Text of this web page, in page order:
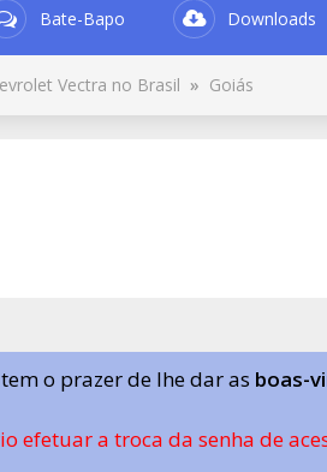
Bate-Bapo Downloads
Vectra no Brasil » Goiás
tem o prazer de lhe dar as boas-
efetuar a troca da senha de